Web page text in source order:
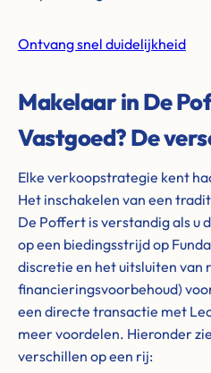
Ontvang snel duidelijkheid
Makelaar in De
Vastgoed? De
Elke verkoopstrategie kent
Het inschakelen van een
De Poffert is verstandig als u
op een biedingsstrijd op
discretie en het uitsluiten van
financieringsvoorbehoud)
een directe transactie met
meer voordelen. Hieronder
verschillen op een rij: